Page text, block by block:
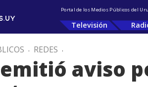
Portal de los Medios Públicos del
Televisión
. REDES .
aviso